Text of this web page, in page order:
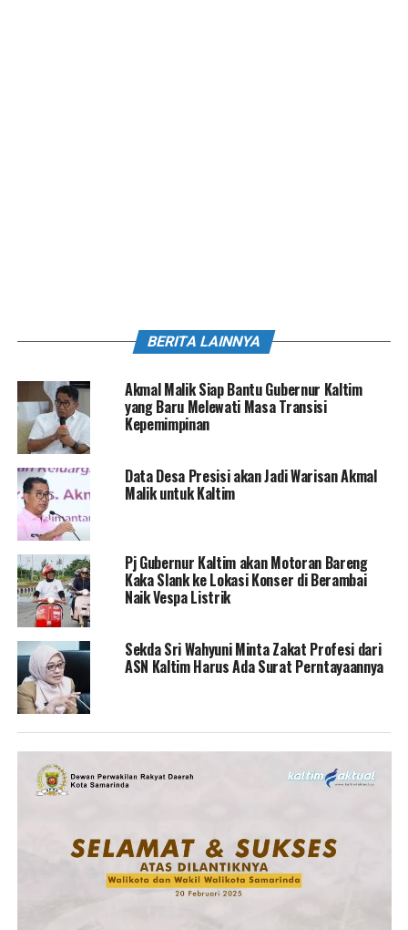
BERITA LAINNYA
Akmal Malik Siap Bantu Gubernur Kaltim
yang Baru Melewati Masa Transisi
Kepemimpinan
Data Desa Presisi akan Jadi Warisan Akmal
Malik untuk Kaltim
Pj Gubernur Kaltim akan Motoran Bareng
Kaka Slank ke Lokasi Konser di Berambai
Naik Vespa Listrik
Sekda Sri Wahyuni Minta Zakat Profesi dari
ASN Kaltim Harus Ada Surat Perntayaannya